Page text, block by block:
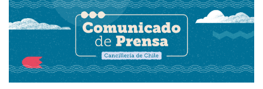
Embajadas y consulados
Servicios ciudadanos
Subsecretaría de Relaciones Económicas
Internacionales